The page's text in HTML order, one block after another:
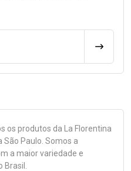
os produtos da
La Florentina
São Paulo. Somos a
a maior variedade e